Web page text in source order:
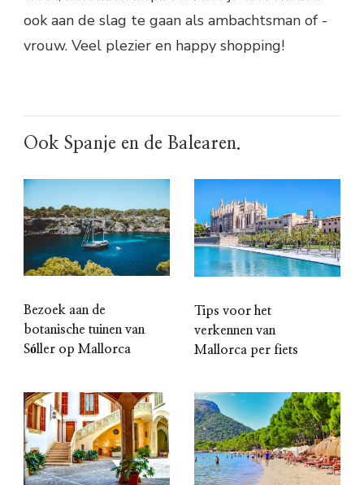
ook aan de slag te gaan als ambachtsman of -
vrouw. Veel plezier en happy shopping!
Ook Spanje en de Balearen.
Bezoek aan de
botanische tuinen van
Sóller op Mallorca
Tips voor het
verkennen van
Mallorca per fiets